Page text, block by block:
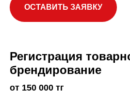
ОСТАВИТЬ ЗАЯВКУ
Регистрация
брендирование
от 150 000 тг